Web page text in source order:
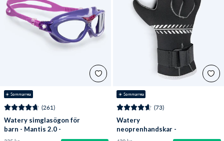
☀️ Sommarrea
(261)
Watery simglasögon för
barn - Mantis 2.0 -
Lila/klar
☀️ Sommarrea
(73)
Watery
neoprenhandskar -
Reptile (3mm) - Svart